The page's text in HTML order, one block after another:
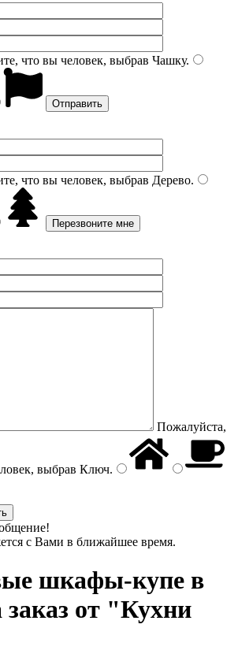
что вы человек, выбрав Чашку.
что вы человек, выбрав Дерево.
Пожалуйста,
выбрав Ключ.
с Вами в ближайшее время.
шкафы-купе в
заказ от "Кухни